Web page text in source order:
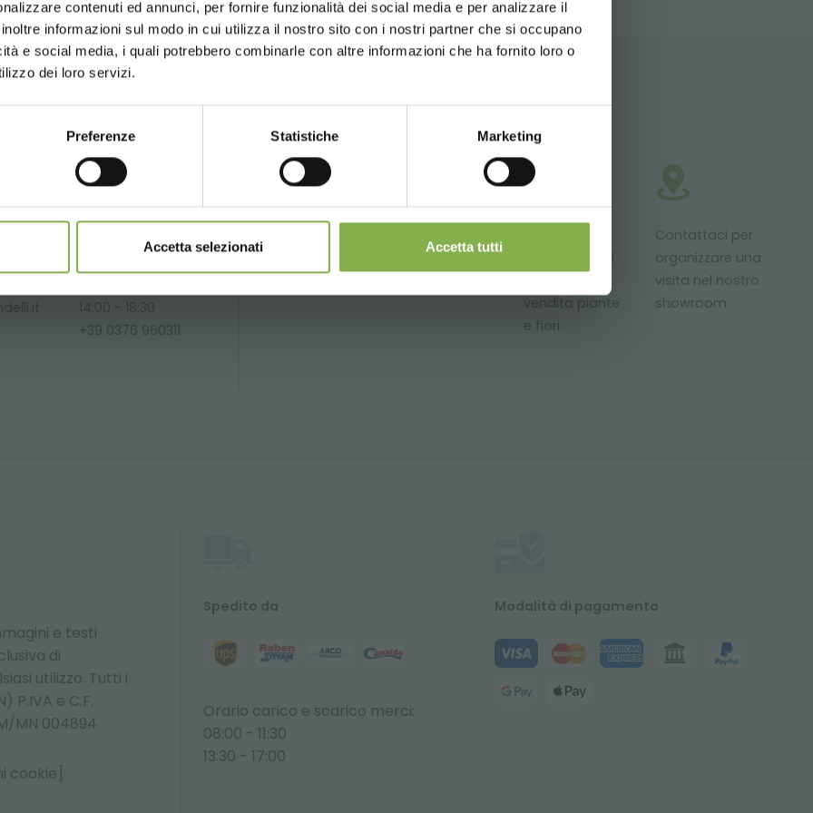
contenuti ed annunci, per fornire funzionalità dei social media e per analizzare il
informazioni sul modo in cui utilizza il nostro sito con i nostri partner che si occupano
e social media, i quali potrebbero combinarle con altre informazioni che ha fornito loro o
dei loro servizi.
Preferenze Statistiche Marketing
Accetta selezionati Accetta tutti
UNITED STATES ENGLISH
CONTINUE
14:00 - 18:30
+39 0376 960311
esperienza
pronta
vendita piante
e fiori
Contattaci per
organizzare una
visita nel nostro
showroom
sempresu tutti i tuoi acquisti futuri *
sopra i 15.000 €
in anteprima (seleziona l'opzione Newsletter
REGISTRATI ORA
calcolati al netto di imballo e spedizione.
e testi
di
utilizzo. Tutti i
P.IVA e C.F.
MN 004894
cookie]
Spedito da
Orario carico e scarico merci:
08:00 - 11:30
13:30 - 17:00
Modalità di pagamento